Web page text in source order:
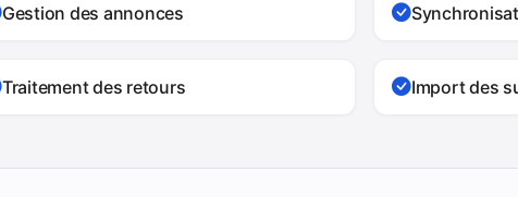
Gestion des annonces
Traitement des retours Import des